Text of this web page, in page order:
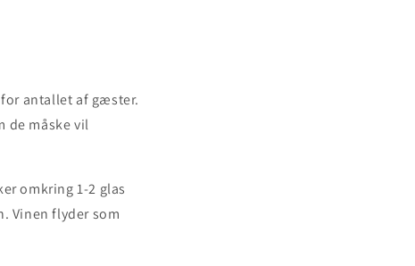
antallet af gæster.
de måske vil
omkring 1-2 glas
Vinen flyder som